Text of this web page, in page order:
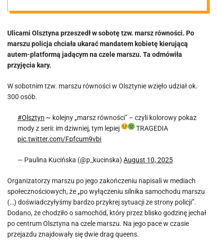
znajdowały się
nasze królowe”
[VIDEO]
Ulicami Olsztyna przeszedł w sobotę tzw. marsz równości. Po
marszu policja chciała ukarać mandatem kobietę kierującą
autem-platformą jadącym na czele marszu. Ta odmówiła
przyjęcia kary.
W sobotnim tzw. marszu równości w Olsztynie wzięło udział ok.
300 osób.
#Olsztyn ~ kolejny „marsz równości” – czyli kolorowy pokaz
mody z serii: im dziwniej, tym lepiej
TRAGEDIA
pic.twitter.com/Fpfcum9vbi
— Paulina Kucińska (@p_kucinska) August 10, 2025
Organizatorzy marszu po jego zakończeniu napisali w mediach
społecznościowych, że „po wyłączeniu silnika samochodu marszu
(…) doświadczyłyśmy bardzo przykrej sytuacji ze strony policji”.
Dodano, że chodziło o samochód, który przez blisko godzinę jechał
po centrum Olsztyna na czele marszu. Na jego pace w czasie
przejazdu znajdowały się dwie drag queens.